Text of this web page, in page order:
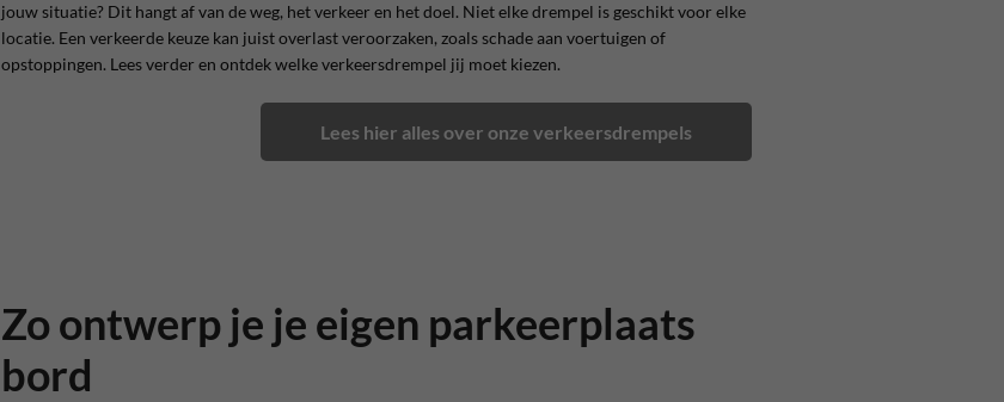
jouw situatie? Dit hangt af van de weg, het verkeer en het doel. Niet elke drempel is geschikt voor elke
locatie. Een verkeerde keuze kan juist overlast veroorzaken, zoals schade aan voertuigen of
opstoppingen. Lees verder en ontdek welke verkeersdrempel jij moet kiezen.
Lees hier alles over onze verkeersdrempels
Zo ontwerp je je eigen parkeerplaats
bord